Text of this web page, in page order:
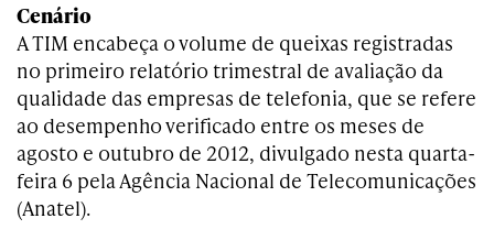
Cenário
A TIM encabeça o volume de queixas registradas
no primeiro relatório trimestral de avaliação da
qualidade das empresas de telefonia, que se refere
ao desempenho verificado entre os meses de
agosto e outubro de 2012, divulgado nesta quarta-
feira 6 pela Agência Nacional de Telecomunicações
(Anatel).